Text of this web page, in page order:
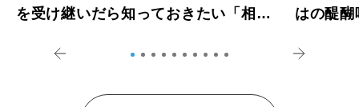
を受け継いだら知っておきたい「相続
はの醍